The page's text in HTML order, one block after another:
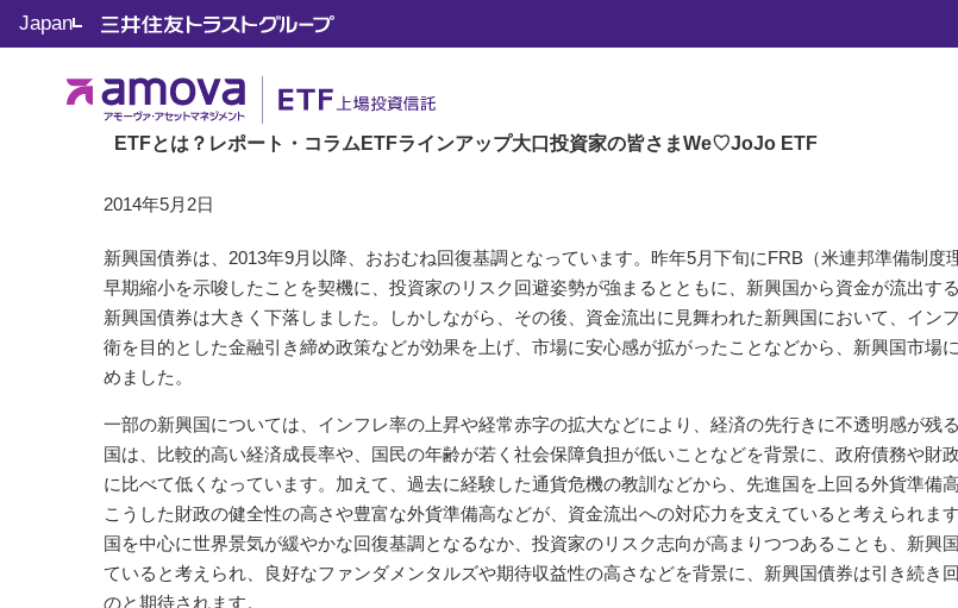
ETFとは？ レポート・コラム ETFラインアップ大口投資家の皆さまWe♡JoJo ETF
Japan トップ ETF 知って役立つ JoJoマーケット
Vol.76 回復基調の継続が期待される新興国債券
2014年5月2日
新興国債券は、2013年9月以降、おおむね回復基調となっています。昨年5月下旬にFRB（米連邦準備制度
早期縮小を示唆したことを契機に、投資家のリスク回避姿勢が強まるとともに、新興国から資金が流出す
新興国債券は大きく下落しました。しかしながら、その後、資金流出に見舞われた新興国において、イン
衛を目的とした金融引き締め政策などが効果を上げ、市場に安心感が拡がったことなどから、新興国市場
めました。
一部の新興国については、インフレ率の上昇や経常赤字の拡大などにより、経済の先行きに不透明感が残
国は、比較的高い経済成長率や、国民の年齢が若く社会保障負担が低いことなどを背景に、政府債務や財
に比べて低くなっています。加えて、過去に経験した通貨危機の教訓などから、先進国を上回る外貨準備
こうした財政の健全性の高さや豊富な外貨準備高などが、資金流出への対応力を支えていると考えられま
国を中心に世界景気が緩やかな回復基調となるなか、投資家のリスク志向が高まりつつあることも、新興
ていると考えられ、良好なファンダメンタルズや期待収益性の高さなどを背景に、新興国債券は引き続き
のと期待されます。